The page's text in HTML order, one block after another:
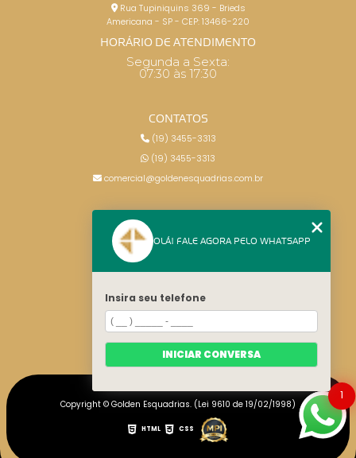
Rua Tupiniquins 369 - Brieds
Americana - SP - CEP: 13466-220
HORÁRIO DE ATENDIMENTO
Segunda a Sexta:
07:30 às 17:30
CONTATOS
(19) 3455-3313
(19) 3455-3313
comercial@goldenesquadrias.com.br
HOME
CATEGORIAS
MAPA DO SITE
Copyright © Golden Esquadrias. (Lei 9610 de 19/02/1998)
HTML CSS
1
OLÁ! FALE AGORA PELO WHATSAPP
Insira seu telefone
INICIAR CONVERSA